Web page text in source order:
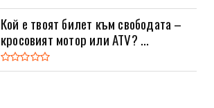
Кой е твоят билет към свободата –
кросовият мотор или ATV? ...